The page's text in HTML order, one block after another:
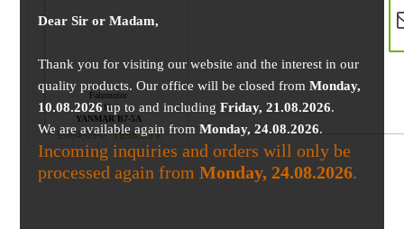
Dear Sir or Madam,
Thank you for visiting our website and the interest in our
quality products. Our office will be closed fromMonday,
10.08.2026up to and includingFriday, 21.08.2026.
We are available again fromMonday, 24.08.2026.
Incoming inquiries and orders will only be
processed again fromMonday, 24.08.2026.
Fahrmotor
für
YANMAR B7-5A
2064,65€ 1898,05€